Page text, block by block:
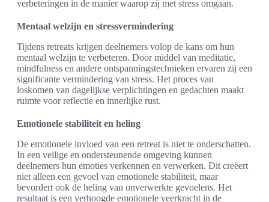
verbeteringen in de manier waarop zij met stress omgaan.
Mentaal welzijn en stressvermindering
Tijdens retreats krijgen deelnemers volop de kans om hun
mentaal welzijn te verbeteren. Door middel van meditatie,
mindfulness en andere ontspanningstechnieken ervaren zij een
significante vermindering van stress. Het proces van
loskomen van dagelijkse verplichtingen en gedachten maakt
ruimte voor reflectie en innerlijke rust.
Emotionele stabiliteit en heling
De emotionele invloed van een retreat is niet te onderschatten.
In een veilige en ondersteunende omgeving kunnen
deelnemers hun emoties verkennen en verwerken. Dit creëert
niet alleen een gevoel van emotionele stabiliteit, maar
bevordert ook de heling van onverwerkte gevoelens. Het
resultaat is een verhoogde emotionele veerkracht in de